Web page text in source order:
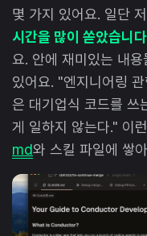
몇 가지 있어요. 일단
시간을 많이 쏟았습니
요. 안에 재미있는 내
있어요. "엔지니어링
은 대기업식 코드를 쓰
게 일하지 않는다." 이
md와 스킬 파일에 쌓